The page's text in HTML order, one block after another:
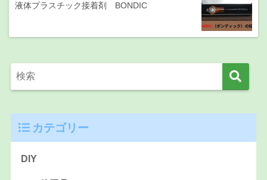
液体プラスチック接着剤 BONDIC
カテゴリー
DIY